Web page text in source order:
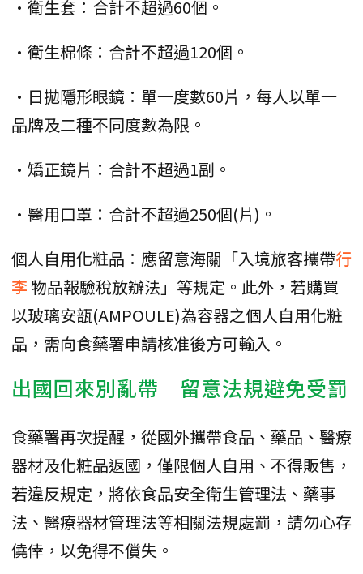
•衛生套：合計不超過60個。
•衛生棉條：合計不超過120個。
•日拋隱形眼鏡：單一度數60片，每人以單一
品牌及二種不同度數為限。
•矯正鏡片：合計不超過1副。
•醫用口罩：合計不超過250個(片)。
個人自用化粧品：應留意海關「入境旅客攜帶行
李 物品報驗稅放辦法」等規定。此外，若購買
以玻璃安瓿(AMPOULE)為容器之個人自用化粧
品，需向食藥署申請核准後方可輸入。
出國回來別亂帶 留意法規避免受罰
食藥署再次提醒，從國外攜帶食品、藥品、醫療
器材及化粧品返國，僅限個人自用、不得販售，
若違反規定，將依食品安全衛生管理法、藥事
法、醫療器材管理法等相關法規處罰，請勿心存
僥倖，以免得不償失。